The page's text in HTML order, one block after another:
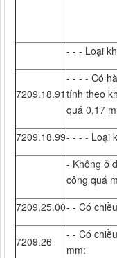
- - - Loại
7209.18.91
- - - - Có
tính theo
quá 0,17
7209.18.99- - - - Loại
- Không ở
công quá
7209.25.00- - Có
7209.26
- - Có
mm: